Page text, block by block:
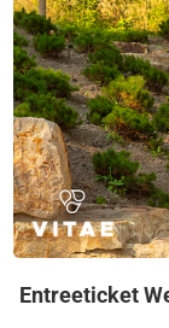
Entreeticket